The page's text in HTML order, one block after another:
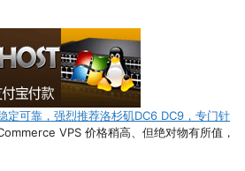
定可靠，强烈推荐洛杉矶DC6 DC9，专门针
VPS 价格稍高、但绝对物有所值，